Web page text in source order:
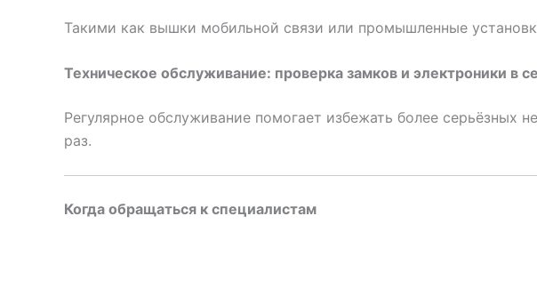
Такими как вышки мобильной связи или промышленные
Техническое обслуживание: проверка замков и электроники в
Регулярное обслуживание помогает избежать более серьёзных
раз.
Когда обращаться к специалистам